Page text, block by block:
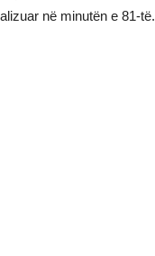
në minutën e 81-të.